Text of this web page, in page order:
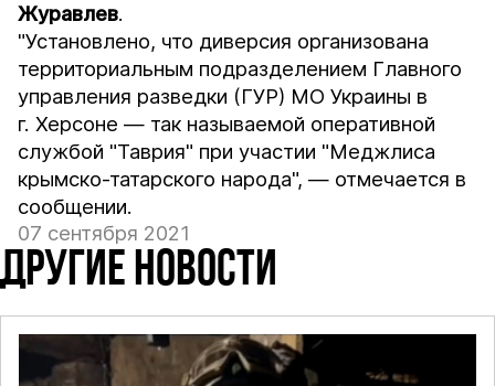
Журавлев.
"Установлено, что диверсия организована
территориальным подразделением Главного
управления разведки (ГУР) МО Украины в
г. Херсоне — так называемой оперативной
службой "Таврия" при участии "Меджлиса
крымско-татарского народа", — отмечается в
сообщении.
07 сентября 2021
ДРУГИЕ НОВОСТИ